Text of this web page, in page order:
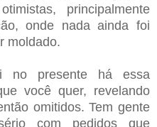
principalmente
onde nada ainda foi
moldado.
no presente há essa
você quer, revelando
omitidos. Tem gente
com pedidos que